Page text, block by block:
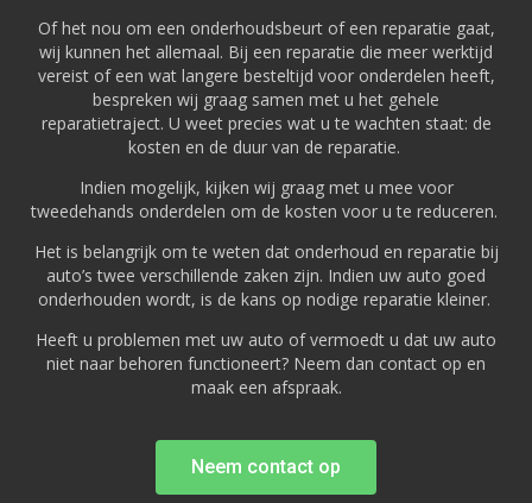
Of het nou om een onderhoudsbeurt of een reparatie gaat,
wij kunnen het allemaal. Bij een reparatie die meer werktijd
vereist of een wat langere besteltijd voor onderdelen heeft,
bespreken wij graag samen met u het gehele
reparatietraject. U weet precies wat u te wachten staat: de
kosten en de duur van de reparatie.
Indien mogelijk, kijken wij graag met u mee voor
tweedehands onderdelen om de kosten voor u te reduceren.
Het is belangrijk om te weten dat onderhoud en reparatie bij
auto’s twee verschillende zaken zijn. Indien uw auto goed
onderhouden wordt, is de kans op nodige reparatie kleiner.
Heeft u problemen met uw auto of vermoedt u dat uw auto
niet naar behoren functioneert? Neem dan contact op en
maak een afspraak.
Neem contact op